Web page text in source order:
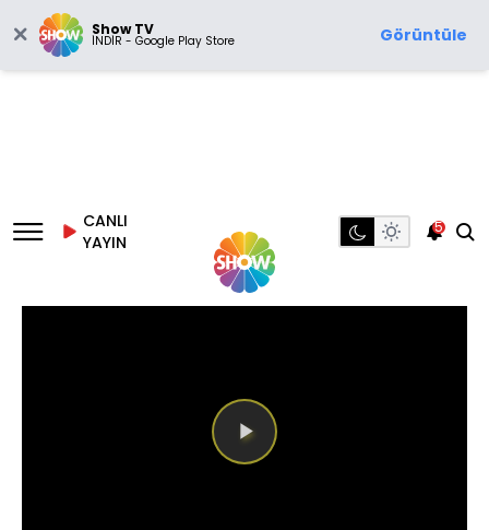
Show TV
İNDİR - Google Play Store Görüntüle
CANLI
YAYIN
5
Videoyu